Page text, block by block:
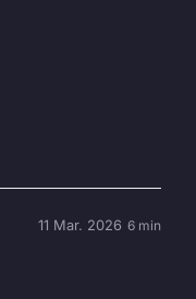
11 Mar. 2026 6 min